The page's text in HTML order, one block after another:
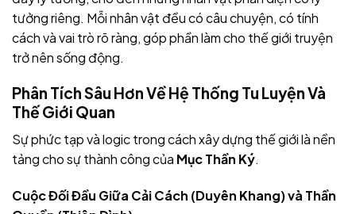
tưởng riêng. Mỗi nhân vật đều có câu chuyện, có tính
cách và vai trò rõ ràng, góp phần làm cho thế giới truyện
trở nên sống động.
Phân Tích Sâu Hơn Về Hệ Thống Tu Luyện Và
Thế Giới Quan
Sự phức tạp và logic trong cách xây dựng thế giới là nền
tảng cho sự thành công của Mục Thần Ký.
Cuộc Đối Đầu Giữa Cải Cách (Duyên Khang) và Thần